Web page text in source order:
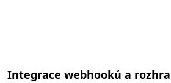
Integrace webhooků a